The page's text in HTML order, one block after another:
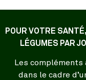
POUR VOTRE
LÉGUMES PAR
Les
dans le cadre